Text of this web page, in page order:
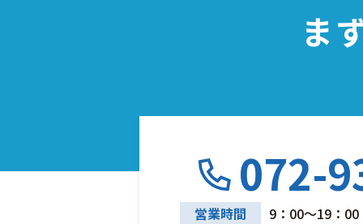
ま
072-
営業時間 9：00～19：00